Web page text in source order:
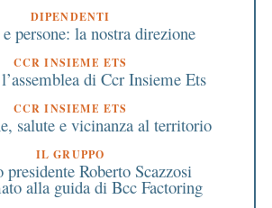
DIPENDENTI
persone: la nostra direzione
CCR INSIEME ETS
di Ccr Insieme Ets
CCR INSIEME ETS
salute e vicinanza al territorio
IL GRUPPO
Roberto Scazzosi
alla guida di Bcc Factoring